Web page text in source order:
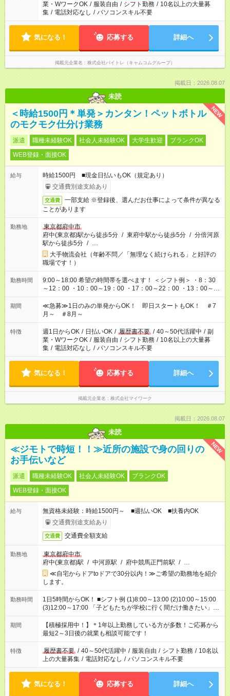
業・WワークOK / 服装自由 / シフト勤務 / 10名以上の大量募
集 / 電話対応なし / パソコンスキル不要
気になる！ 応募する 詳細へ
掲載元企業名 株式会社バイトレ（キャムコムグループ）
掲載日：2026.08.07
未読
NEW
＜時給1500円＊単発＞カンタン！ペットボトル
のモクモク仕分け業務
派遣 職種未経験OK 社会人未経験OK 大学生歓迎
ブランクOK
WEB登録・面接OK
給与
時給1500円 ■現金日払いもOK（規定あり）
交通費別途支給あり
交通費
一部支給 ※登録後、選んだお仕事によって条件が異なる
ことがあります
勤務地
東京都府中市
府中(東京都)駅から徒歩5分 / 東府中駅から徒歩5分 / 分倍河原
駅から徒歩5分 / …
大手物流会社（年齢不問／「無理なく続けられる」と好評の
職場です！）
勤務時間
9:00～18:00 希望の時間帯を選べます！ ＜シフト例＞ ・8：30
～12：00 ・10：00～19：00 ・17：00～22：00 ・13：00～
22：00 ・22：00～翌6：00 など
期間
≪急募≫1日のみの単発からOK！ 即日スタートもOK！ ＃7
月～ ＃8月～
特徴 週1日からOK / 日払いOK / 履歴書不要 / 40～50代活躍中 / 副
業・WワークOK / 服装自由 / シフト勤務 / 10名以上の大量募
集 / 電話対応なし / パソコンスキル不要
気になる！ 応募する 詳細へ
掲載元企業名 株式会社マイワーク
掲載日：2026.08.07
未読
NEW
≪ジモトで時短！！≫近所の施設で身の回りの
お手伝いなど
派遣 職種未経験OK 社会人未経験OK
ブランクOK
WEB登録・面接OK
給与
無資格未経験：時給1500円～ ■週払いOK ■扶養内OK
交通費別途支給あり
交通費 交通費全額支給
勤務地
東京都府中市
府中(東京都)駅 / 中河原駅 / 府中競馬正門前駅 / …
≪自宅からドアtoドアで30分以内！≫ご希望の勤務地を紹介
します。
勤務時間
1日5時間からOK！ ■シフト例 (1)8:00～13:00 (2)10:00～15:00
(3)12:00～17:00 「子どもたちが学校に行く間だけ働きたい」
「余裕を持って夕飯の準備がしたい」 「午前中は働いて、午後
はプライベートの時間にしたい」 など、ご希望を教えてくださ
いね。 ※Wワーク希望の方へ 今ご覧のお仕事で希望する勤務時
間と、もう1つのお仕事の勤務時間。 合計で週40時間を超える
場合は応募できません。
期間
【積極採用中！】＊1年以上勤務している方が多数！ご応募から
最短2～3日後の就業も相談可能です！
特徴 履歴書不要 / 40～50代活躍中 / 服装自由 / シフト勤務 / 10名以
上の大量募集 / 電話対応なし / パソコンスキル不要
気になる！ 応募する 詳細へ